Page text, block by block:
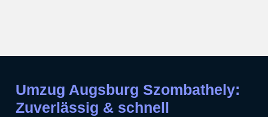
Umzug Augsburg Szombathely:
Zuverlässig & schnell